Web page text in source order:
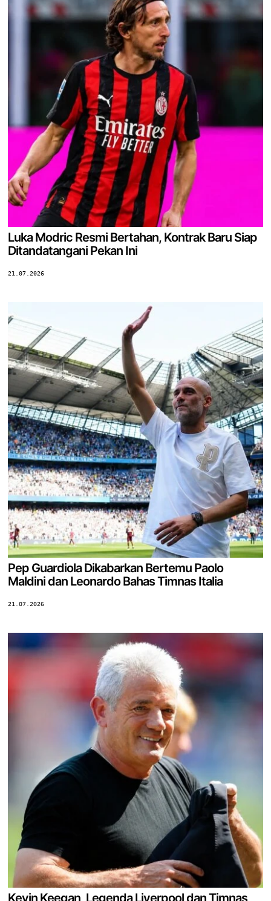
Luka Modric Resmi Bertahan, Kontrak Baru Siap
Ditandatangani Pekan Ini
21.07.2026
Pep Guardiola Dikabarkan Bertemu Paolo
Maldini dan Leonardo Bahas Timnas Italia
21.07.2026
Kevin Keegan, Legenda Liverpool dan Timnas